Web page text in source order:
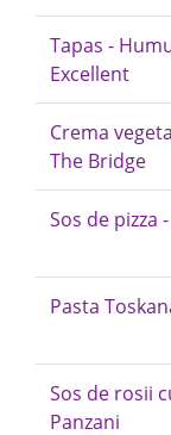
Tapas -
Excellent
Crema
The Bridge
Sos de pizza
Pasta
Sos de rosii
Panzani